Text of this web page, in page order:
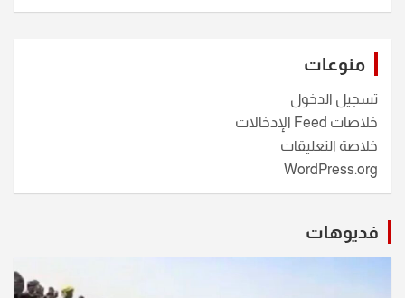
منوعات
تسجيل الدخول
خلاصات Feed الإدخالات
خلاصة التعليقات
WordPress.org
فديوهات